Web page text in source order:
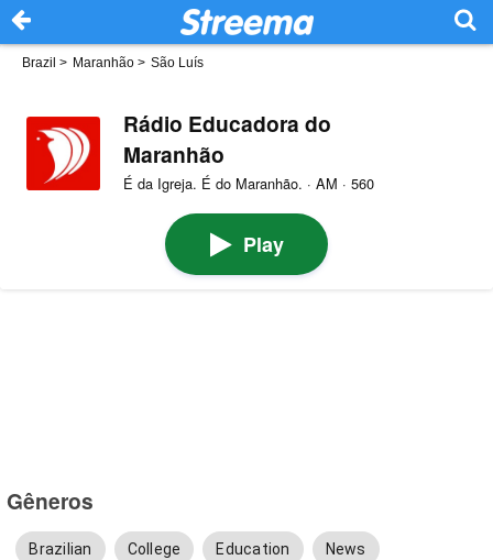
Brazil > Maranhão > São Luís
Rádio Educadora do
Maranhão
É da Igreja. É do Maranhão. · AM · 560
Play
Gêneros
Brazilian College Education News